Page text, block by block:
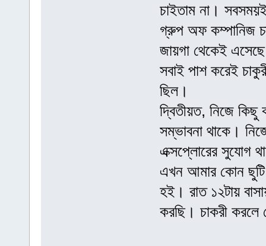
চাইতাম না।
গ্রুপ অফ কম্পানিজ
জায়গা থেকেই
সবাই পাশ করেই
ছিল।
দ্বিতীয়ত, নিজে কিছু
সম্ভাবনা থাকে।
এক্সপ্লোরের সুযোগ
এখন আমার কোন ছুটি
হই। রাত ১২টায়
করছি। চাকরী করলে